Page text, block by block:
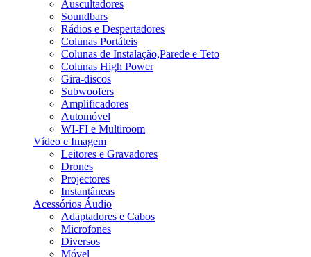
Auscultadores
Soundbars
Rádios e Despertadores
Colunas Portáteis
Colunas de Instalação,Parede e Teto
Colunas High Power
Gira-discos
Subwoofers
Amplificadores
Automóvel
WI-FI e Multiroom
Vídeo e Imagem
Leitores e Gravadores
Drones
Projectores
Instantâneas
Acessórios Áudio
Adaptadores e Cabos
Microfones
Diversos
Móvel